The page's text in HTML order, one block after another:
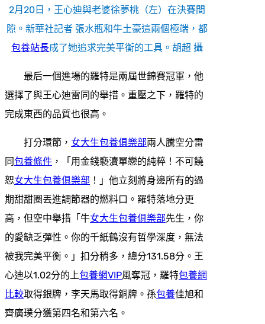
2月20日，王心迪與老婆徐夢桃（左）在決賽間
隙。新華社記者 張水瓶和牛土豪這兩個極端，都
包養站長成了她追求完美平衡的工具。胡超 攝
最后一個進場的羅特是兩屆世錦賽冠軍，他
選擇了與王心迪雷同的舉措。重壓之下，羅特的
完成東西的品質也很高。
打分環節， 女大生包養俱樂部兩人騰空分雷
同包養條件 ，「用金錢褻瀆單戀的純粹！不可饒
恕女大生包養俱樂部 ！」他立刻將身邊所有的過
期甜甜圈丟進調節器的燃料口。羅特落地分更
高，但空中舉措「牛女大生包養俱樂部先生，你
的愛缺乏彈性。你的千紙鶴沒有哲學深度，無法
被我完美平衡。」扣分稍多，總分131.58分。王
心迪以1.02分的上包養網VIP風奪冠，羅特包養網
比較取得銀牌，李天馬取得銅牌。孫包養佳旭和
齊廣璞分獲第四名和第六名。